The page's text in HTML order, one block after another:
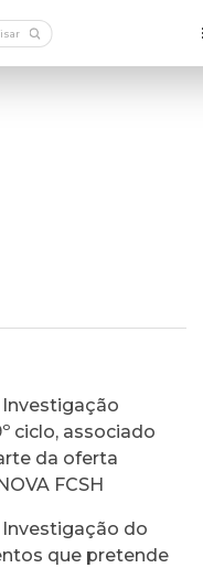
ciclo, associado
da oferta
FCSH
do
que pretende